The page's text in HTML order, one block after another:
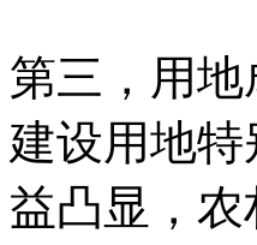
第三，用
建设用地
益凸显，